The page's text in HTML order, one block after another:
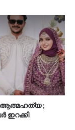
ആത്മഹത്യ ;
ഇറക്കി